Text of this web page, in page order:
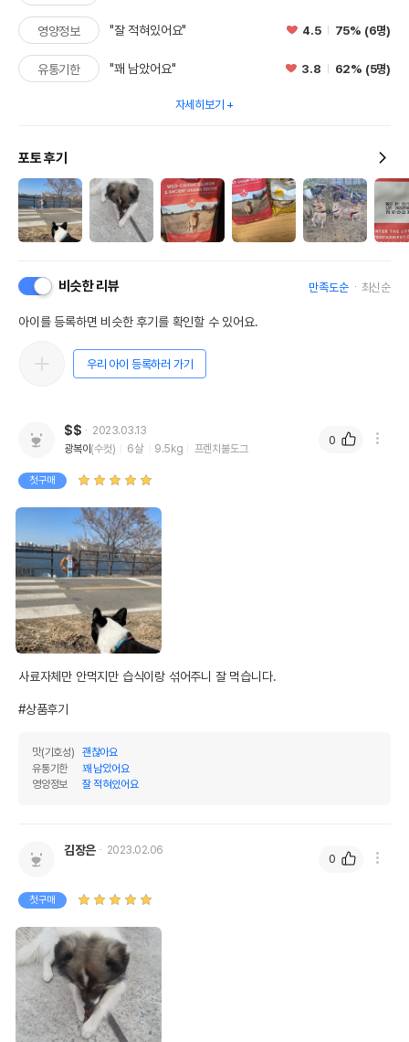
영양정보 "잘 적혀있어요" 4.5 75% (6명)
유통기한 "꽤 남았어요" 3.8 62% (5명)
자세히보기
포토 후기
비슷한 리뷰 만족도순 최신순
아이를 등록하면 비슷한 후기를 확인할 수 있어요.
우리 아이 등록하러 가기
$$
2023.03.13
광복이 (수컷) 6살 9.5kg 프렌치불도그
첫구매
사료자체만 안먹지만 습식이랑 섞어주니 잘 먹습니다.
#상품후기
맛(기호성)
괜찮아요
유통기한
꽤 남았어요
영양정보
잘 적혀있어요
0
김장은 2023.02.06
첫구매
0